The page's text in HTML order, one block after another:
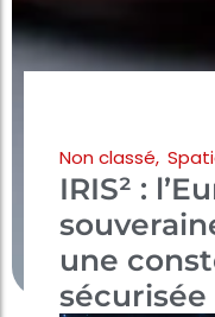
Non classé,
IRIS² :
une
sécurisée